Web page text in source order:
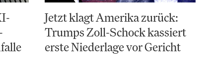
Jetzt klagt Amerika zurück:
Trumps Zoll-Schock kassiert
erste Niederlage vor Gericht